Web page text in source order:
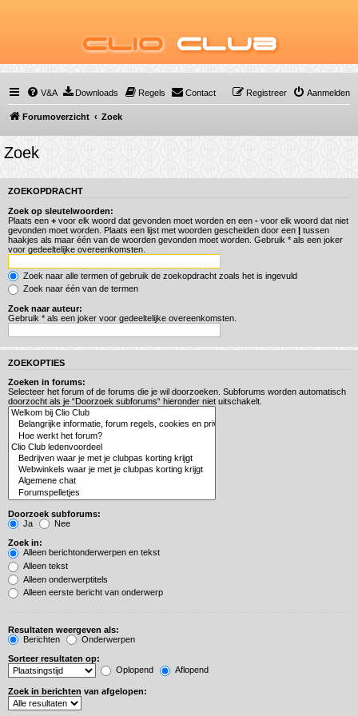
Clio Club
V&A Downloads Regels Contact Aanmelden
Registreer
Forumoverzicht Zoek
Zoek
ZOEKOPDRACHT
Zoek op sleutelwoorden:
Plaats een + voor elk woord dat gevonden moet worden en een - voor elk woord dat niet
gevonden moet worden. Plaats een lijst met woorden gescheiden door een | tussen
haakjes als maar één van de woorden gevonden moet worden. Gebruik * als een joker
voor gedeeltelijke overeenkomsten.
Zoek naar alle termen of gebruik de zoekopdracht zoals het is ingevuld
Zoek naar één van de termen
Zoek naar auteur:
Gebruik * als een joker voor gedeeltelijke overeenkomsten.
ZOEKOPTIES
Zoeken in forums:
Selecteer het forum of de forums die je wil doorzoeken. Subforums worden automatisch
doorzocht als je “Doorzoek subforums“ hieronder niet uitschakelt.
Doorzoek subforums:
Ja
Nee
Zoek in:
Alleen berichtonderwerpen en tekst
Alleen tekst
Alleen onderwerptitels
Alleen eerste bericht van onderwerp
Resultaten weergeven als:
Berichten
Onderwerpen
Sorteer resultaten op:
Oplopend
Aflopend
Zoek in berichten van afgelopen: